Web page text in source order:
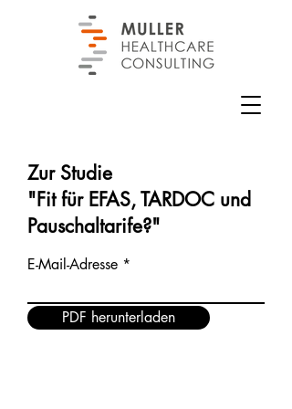
Zur Studie
"Fit für EFAS, TARDOC und
Pauschaltarife?"
E-Mail-Adresse
PDF herunterladen